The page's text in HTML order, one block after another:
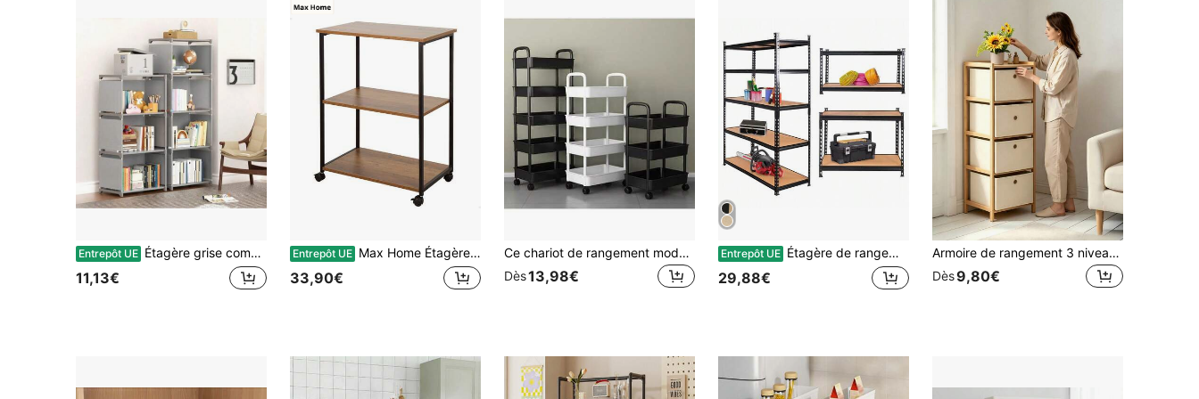
Entrepôt UE Étagère grise compacte en métal - Étagère de rangement autoportante à 3 ou 4 niveaux, convient pour la maison, le bureau, le dortoir ou la chambre - Idéale pour ranger les livres, les fournitures et la décoration, solution d'organisation de la maison | Unité d'étagères autoportante élégante | Armoire de rangement en métal
11,13€
Entrepôt UE Max Home Étagère en bois à roulettes, rangement astucieux, 3 étagères, structure robuste en acier et MDF, meuble de salon, étagère décorative, décoration intérieure, montage facile ✅ Livraison en 24/48h en Espagne continentale
33,90€
Ce chariot de rangement moderne et minimaliste à 5/4/3 étages avec roues est un excellent choix de cadeau. Facile à assembler et à désassembler, il peut économiser l'espace intérieur et être placé dans l'entrée, la chambre, le salon, la cuisine, le coin de la salle de bain ou le balcon de la maison. Convient pour ranger les collations, les articles de première nécessité, les cosmétiques, les jouets, les mouchoirs, etc. (Fabriqué en plastique ABS, blanc avec une légère teinte beige, une légère différence de couleur peut se produire)
Dès13,98€
Entrepôt UE Étagère de rangement à 5 niveaux – Modulaire pour garage, entrepôt, débarras et cuisine – Robuste pour charges lourdes – 180 * 90 * 40 cm – Étagères en MDF – Argent et noir – Étagère industrielle ultra-résistante – Usage professionnel – 5 niveaux modulables – Organisez et optimisez votre espace instantanément. Divisez-la en 2 étagères indépendantes selon vos besoins.
29,88€
Armoire de rangement 3 niveaux & 4 niveaux avec tiroirs, cadre en bois massif stable avec boîtes de rangement en tissu, grande capacité à plusieurs niveaux pour les vêtements de saison, les jouets et les articles divers, convient pour la chambre et le bureau, pour ranger divers petits articles
Dès9,80€